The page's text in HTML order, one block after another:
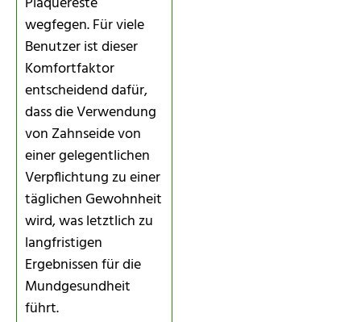
wegfegen. Für viele
Benutzer ist dieser
Komfortfaktor
entscheidend dafür,
dass die Verwendung
von Zahnseide von
einer gelegentlichen
Verpflichtung zu einer
täglichen Gewohnheit
wird, was letztlich zu
langfristigen
Ergebnissen für die
Mundgesundheit
führt.